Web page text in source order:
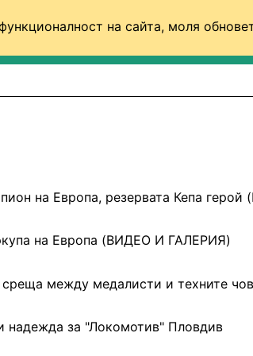
на сайта, моля
на Европа, резервата Кепа герой
на Европа (ВИДЕО И ГАЛЕРИЯ)
между медалисти и техните
надежда за "Локомотив" Пловдив